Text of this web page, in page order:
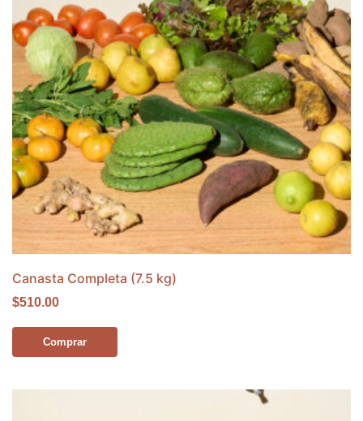
Canasta Completa (7.5 kg)
$510.00
Comprar